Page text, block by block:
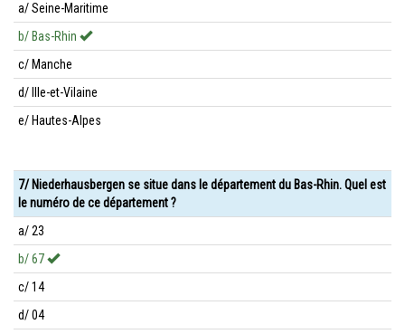
a/ Seine-Maritime
b/ Bas-Rhin
c/ Manche
d/ Ille-et-Vilaine
e/ Hautes-Alpes
7/ Niederhausbergen se situe dans le département du Bas-Rhin. Quel est
le numéro de ce département ?
a/ 23
b/ 67
c/ 14
d/ 04